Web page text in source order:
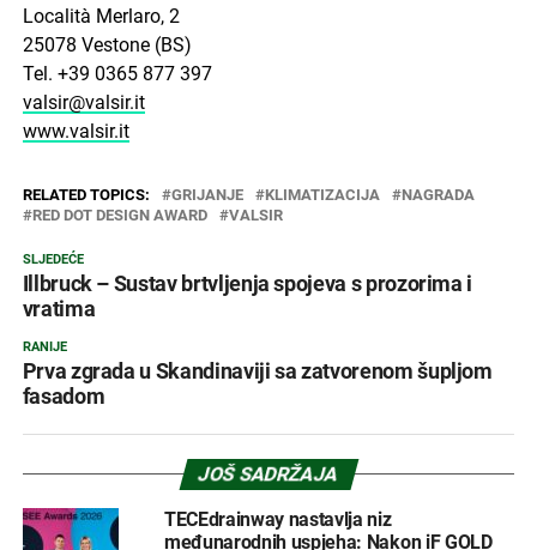
Località Merlaro, 2
25078 Vestone (BS)
Tel. +39 0365 877 397
valsir@valsir.it
www.valsir.it
RELATED TOPICS: GRIJANJE KLIMATIZACIJA
NAGRADA
RED DOT DESIGN AWARD
VALSIR
SLJEDEĆE
Illbruck – Sustav brtvljenja spojeva s prozorima i
vratima
RANIJE
Prva zgrada u Skandinaviji sa zatvorenom šupljom
fasadom
JOŠ SADRŽAJA
TECEdrainway nastavlja niz
međunarodnih uspjeha: Nakon iF GOLD